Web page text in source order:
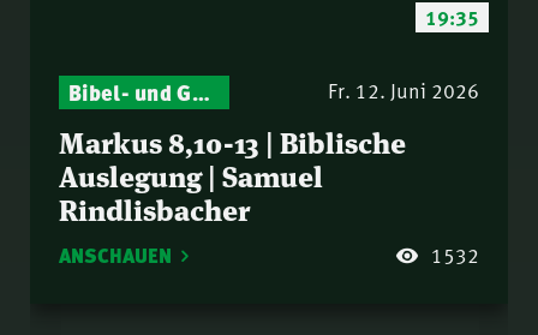
19:35
Bibel- und Gebetsstunde – Jeden Donnerstag neu: Vers-für-Vers-Auslegungen Fr. 12. Juni 2026
Markus 8,10-13 | Biblische
Auslegung | Samuel
Rindlisbacher
ANSCHAUEN 1532